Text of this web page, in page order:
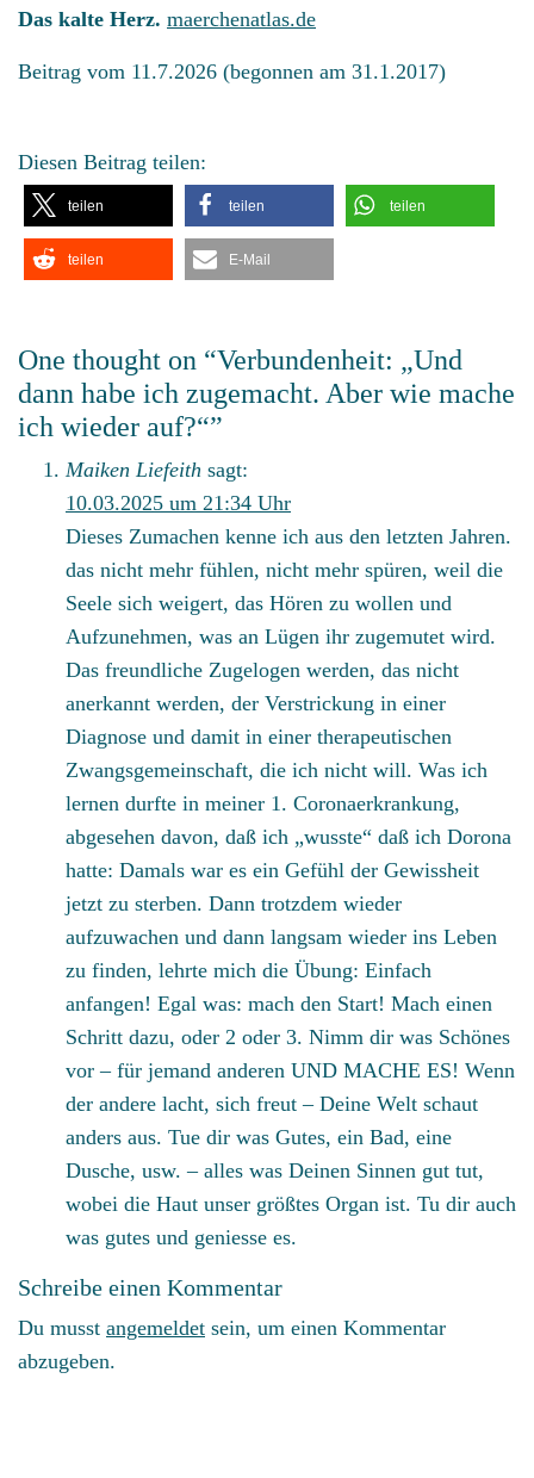
Das kalte Herz. maerchenatlas.de
Beitrag vom 11.7.2026 (begonnen am 31.1.2017)
Diesen Beitrag teilen:
teilen teilen teilen
teilen E-Mail
One thought on “Verbundenheit: „Und
dann habe ich zugemacht. Aber wie mache
ich wieder auf?“”
Maiken Liefeith sagt:
10.03.2025 um 21:34 Uhr
Dieses Zumachen kenne ich aus den letzten Jahren.
das nicht mehr fühlen, nicht mehr spüren, weil die
Seele sich weigert, das Hören zu wollen und
Aufzunehmen, was an Lügen ihr zugemutet wird.
Das freundliche Zugelogen werden, das nicht
anerkannt werden, der Verstrickung in einer
Diagnose und damit in einer therapeutischen
Zwangsgemeinschaft, die ich nicht will. Was ich
lernen durfte in meiner 1. Coronaerkrankung,
abgesehen davon, daß ich „wusste“ daß ich Dorona
hatte: Damals war es ein Gefühl der Gewissheit
jetzt zu sterben. Dann trotzdem wieder
aufzuwachen und dann langsam wieder ins Leben
zu finden, lehrte mich die Übung: Einfach
anfangen! Egal was: mach den Start! Mach einen
Schritt dazu, oder 2 oder 3. Nimm dir was Schönes
vor – für jemand anderen UND MACHE ES! Wenn
der andere lacht, sich freut – Deine Welt schaut
anders aus. Tue dir was Gutes, ein Bad, eine
Dusche, usw. – alles was Deinen Sinnen gut tut,
wobei die Haut unser größtes Organ ist. Tu dir auch
was gutes und geniesse es.
Schreibe einen Kommentar
Du musst angemeldet sein, um einen Kommentar
abzugeben.